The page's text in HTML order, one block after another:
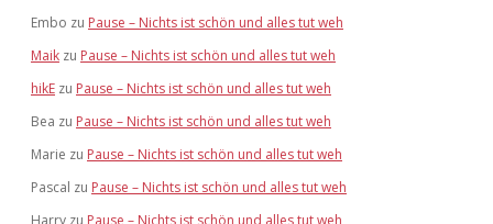
Embo zu Pause – Nichts ist schön und alles tut weh
Maik zu Pause – Nichts ist schön und alles tut weh
hikE zu Pause – Nichts ist schön und alles tut weh
Bea zu Pause – Nichts ist schön und alles tut weh
Marie zu Pause – Nichts ist schön und alles tut weh
Pascal zu Pause – Nichts ist schön und alles tut weh
Harry zu Pause – Nichts ist schön und alles tut weh